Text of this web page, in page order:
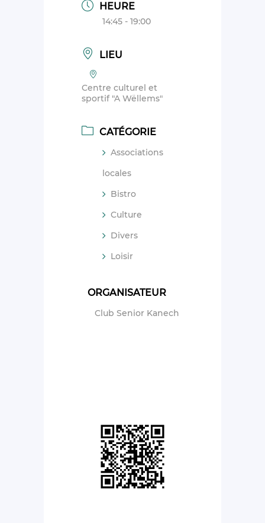
HEURE
14:45 - 19:00
LIEU
Centre culturel et
sportif "A Wëllems"
CATÉGORIE
Associations
locales
Bistro
Culture
Divers
Loisir
ORGANISATEUR
Club Senior Kanech